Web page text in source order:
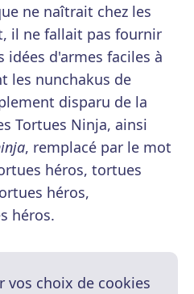
ne naîtrait chez les
il ne fallait pas fournir
idées d'armes faciles à
les nunchakus de
disparu de la
Tortues Ninja, ainsi
, remplacé par le mot
héros, tortues
héros,
héros.
vos choix de cookies